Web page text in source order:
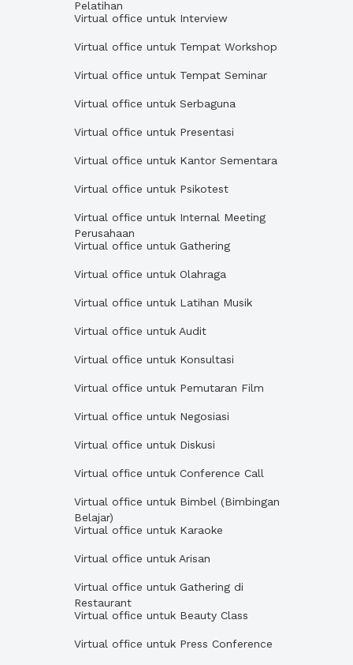
Pelatihan
Virtual office untuk Interview
Virtual office untuk Tempat Workshop
Virtual office untuk Tempat Seminar
Virtual office untuk Serbaguna
Virtual office untuk Presentasi
Virtual office untuk Kantor Sementara
Virtual office untuk Psikotest
Virtual office untuk Internal Meeting
Perusahaan
Virtual office untuk Gathering
Virtual office untuk Olahraga
Virtual office untuk Latihan Musik
Virtual office untuk Audit
Virtual office untuk Konsultasi
Virtual office untuk Pemutaran Film
Virtual office untuk Negosiasi
Virtual office untuk Diskusi
Virtual office untuk Conference Call
Virtual office untuk Bimbel (Bimbingan
Belajar)
Virtual office untuk Karaoke
Virtual office untuk Arisan
Virtual office untuk Gathering di
Restaurant
Virtual office untuk Beauty Class
Virtual office untuk Press Conference